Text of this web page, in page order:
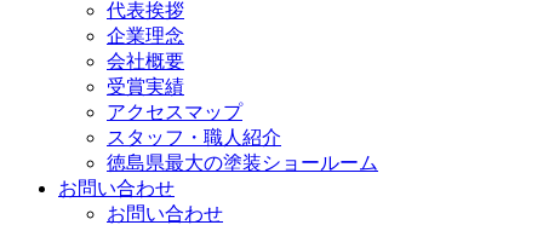
代表挨拶
企業理念
会社概要
受賞実績
アクセスマップ
スタッフ・職人紹介
徳島県最大の塗装ショールーム
お問い合わせ
お問い合わせ